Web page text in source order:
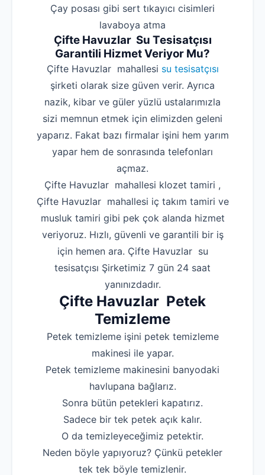
‌Çay posası gibi sert tıkayıcı cisimleri
lavaboya atma
Çifte Havuzlar Su Tesisatçısı
Garantili Hizmet Veriyor Mu?
Çifte Havuzlar mahallesi su tesisatçısı
şirketi olarak size güven verir. Ayrıca
nazik, kibar ve güler yüzlü ustalarımızla
sizi memnun etmek için elimizden geleni
yaparız. Fakat bazı firmalar işini hem yarım
yapar hem de sonrasında telefonları
açmaz.
Çifte Havuzlar mahallesi klozet tamiri ,
Çifte Havuzlar mahallesi iç takım tamiri ve
musluk tamiri gibi pek çok alanda hizmet
veriyoruz. Hızlı, güvenli ve garantili bir iş
için hemen ara. Çifte Havuzlar su
tesisatçısı Şirketimiz 7 gün 24 saat
yanınızdadır.
Çifte Havuzlar Petek
Temizleme
Petek temizleme işini petek temizleme
makinesi ile yapar.
Petek temizleme makinesini banyodaki
havlupana bağlarız.
Sonra bütün petekleri kapatırız.
Sadece bir tek petek açık kalır.
O da temizleyeceğimiz petektir.
Neden böyle yapıyoruz? Çünkü petekler
tek tek böyle temizlenir.